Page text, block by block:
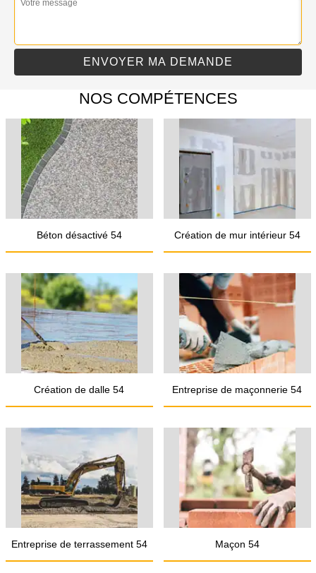
NOS COMPÉTENCES
Béton désactivé 54 Création de mur intérieur 54
Création de dalle 54 Entreprise de maçonnerie 54
Entreprise de terrassement 54 Maçon 54